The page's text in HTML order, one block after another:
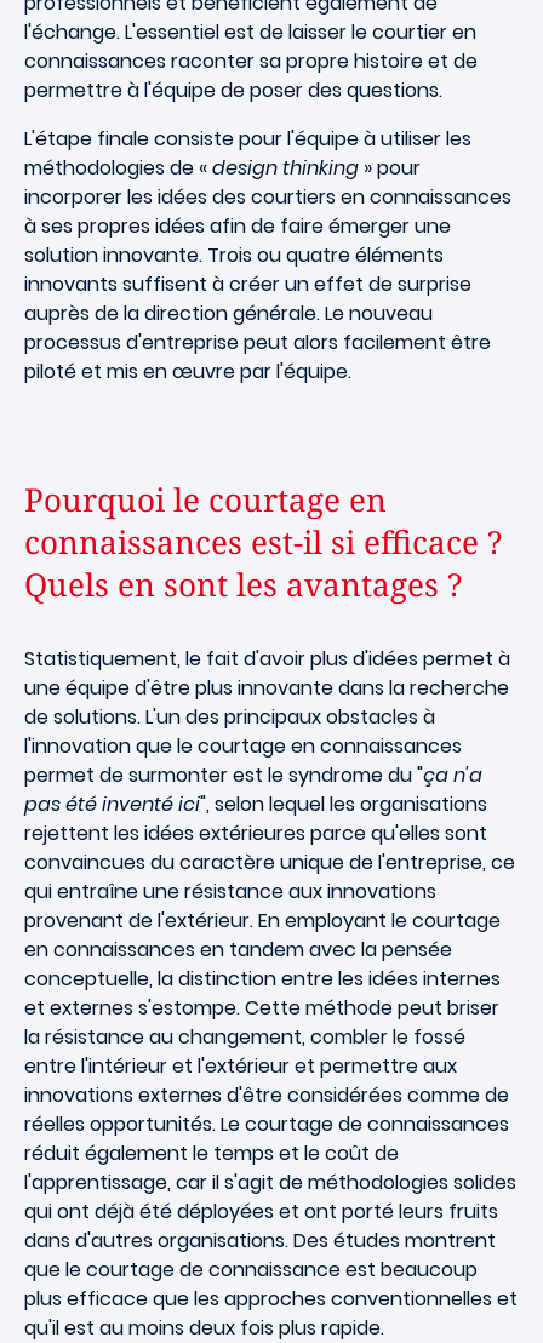
l'échange. L'essentiel est de laisser le courtier en
connaissances raconter sa propre histoire et de
permettre à l'équipe de poser des questions.
L'étape finale consiste pour l'équipe à utiliser les
méthodologies de «design thinking » pour
incorporer les idées des courtiers en connaissances
à ses propres idées afin de faire émerger une
solution innovante. Trois ou quatre éléments
innovants suffisent à créer un effet de surprise
auprès de la direction générale. Le nouveau
processus d'entreprise peut alors facilement être
piloté et mis en œuvre par l'équipe.
Pourquoi le courtage en
connaissances est-il si efficace ?
Quels en sont les avantages ?
Statistiquement, le fait d'avoir plus d'idées permet à
une équipe d'être plus innovante dans la recherche
de solutions. L'un des principaux obstacles à
l'innovation que le courtage en connaissances
permet de surmonter est le syndrome du "ça n'a
pas été inventé ici", selon lequel les organisations
rejettent les idées extérieures parce qu'elles sont
convaincues du caractère unique de l'entreprise, ce
qui entraîne une résistance aux innovations
provenant de l'extérieur. En employant le courtage
en connaissances en tandem avec la pensée
conceptuelle, la distinction entre les idées internes
et externes s'estompe. Cette méthode peut briser
la résistance au changement, combler le fossé
entre l'intérieur et l'extérieur et permettre aux
innovations externes d'être considérées comme de
réelles opportunités. Le courtage de connaissances
réduit également le temps et le coût de
l'apprentissage, car il s'agit de méthodologies solides
qui ont déjà été déployées et ont porté leurs fruits
dans d'autres organisations. Des études montrent
que le courtage de connaissance est beaucoup
plus efficace que les approches conventionnelles et
qu'il est au moins deux fois plus rapide.